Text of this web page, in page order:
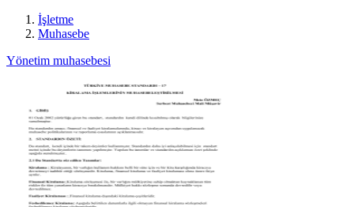
İşletme
Muhasebe
Yönetim muhasebesi